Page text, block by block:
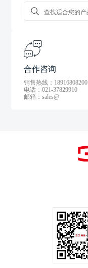
合作咨询
销售热线：18916808200
电话：021-37829910
邮箱：sales@